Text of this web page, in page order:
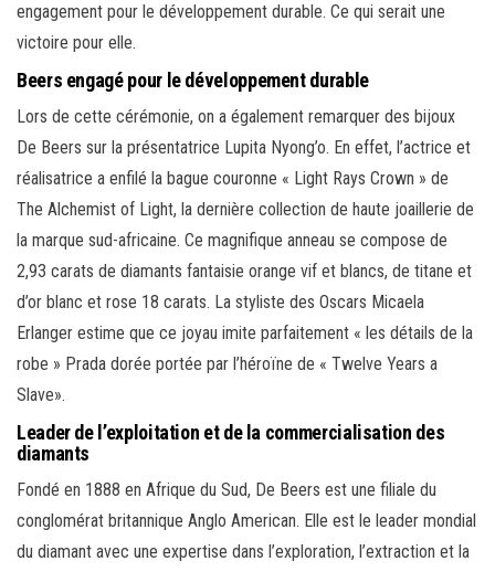
engagement pour le développement durable. Ce qui serait une
victoire pour elle.
Beers engagé pour le développement durable
Lors de cette cérémonie, on a également remarquer des bijoux
De Beers sur la présentatrice Lupita Nyong’o. En effet, l’actrice et
réalisatrice a enfilé la bague couronne « Light Rays Crown » de
The Alchemist of Light, la dernière collection de haute joaillerie de
la marque sud-africaine. Ce magnifique anneau se compose de
2,93 carats de diamants fantaisie orange vif et blancs, de titane et
d’or blanc et rose 18 carats. La styliste des Oscars Micaela
Erlanger estime que ce joyau imite parfaitement « les détails de la
robe » Prada dorée portée par l’héroïne de « Twelve Years a
Slave».
Leader de l’exploitation et de la commercialisation des
diamants
Fondé en 1888 en Afrique du Sud, De Beers est une filiale du
conglomérat britannique Anglo American. Elle est le leader mondial
du diamant avec une expertise dans l’exploration, l’extraction et la